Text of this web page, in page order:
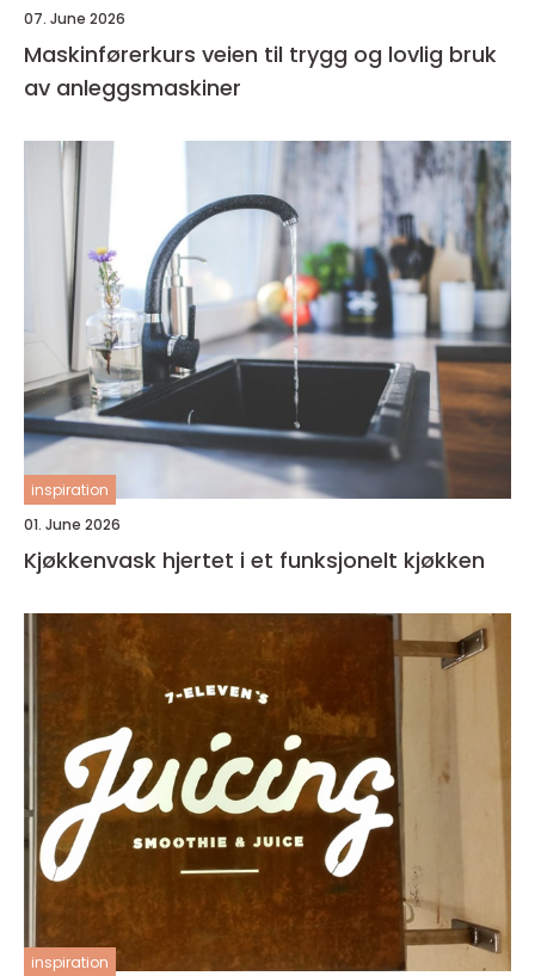
07. June 2026
Maskinførerkurs veien til trygg og lovlig bruk
av anleggsmaskiner
inspiration
01. June 2026
Kjøkkenvask hjertet i et funksjonelt kjøkken
inspiration